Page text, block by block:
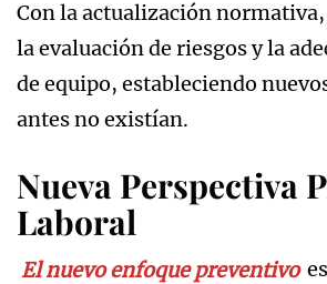
Con la actualización normativa,
la evaluación de riesgos y la
de equipo, estableciendo
antes no existían.
Nueva Perspectiva
Laboral
El nuevo enfoque preventivo